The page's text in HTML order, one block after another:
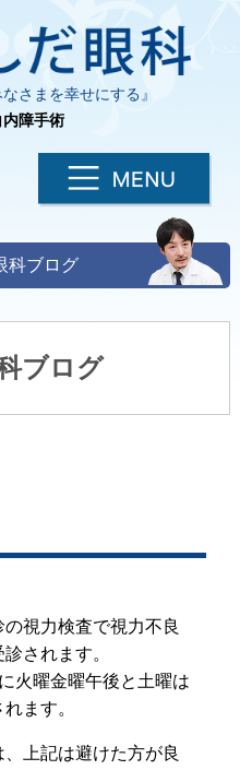
さまを幸せにする』
内障手術
科ブログ
ブログ
視力検査で視力不良
されます。
火曜金曜午後と土曜は
ます。
上記は避けた方が良